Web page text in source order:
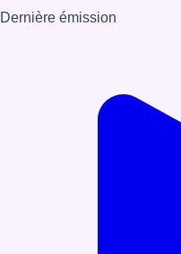
Dernière émission